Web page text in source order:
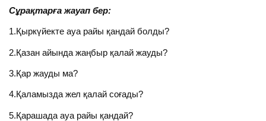
Сұрақтарға жауап бер:
1.Қыркүйекте ауа райы қандай болды?
2.Қазан айында жаңбыр қалай жауды?
3.Қар жауды ма?
4.Қаламызда жел қалай соғады?
5.Қарашада ауа райы қандай?